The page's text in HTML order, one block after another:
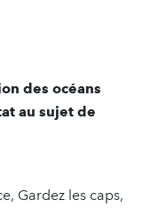
des océans
au sujet de
Gardez les caps,